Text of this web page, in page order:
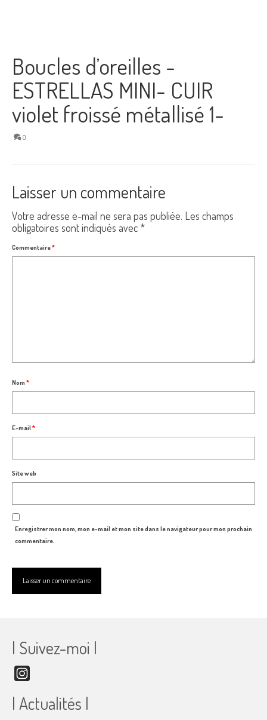
Boucles d’oreilles -
ESTRELLAS MINI- CUIR
violet froissé métallisé 1-
0
Laisser un commentaire
Votre adresse e-mail ne sera pas publiée. Les champs
obligatoires sont indiqués avec *
Commentaire*
Nom *
E-mail*
Site web
Enregistrer mon nom, mon e-mail et mon site dans le navigateur pour mon prochain
commentaire.
| Suivez-moi |
| Actualités |